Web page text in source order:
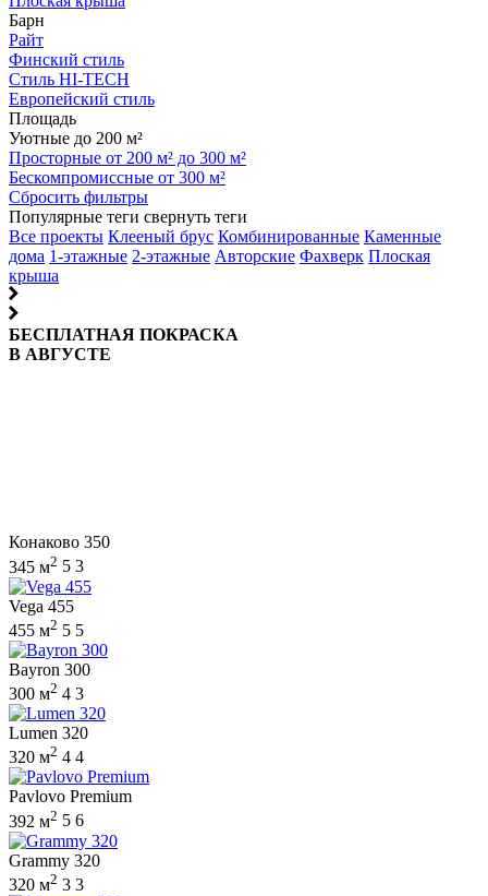
Барн
Райт
Финский стиль
Стиль HI-TECH
Европейский стиль
Площадь
Уютные до 200 м²
Просторные от 200 м² до 300 м²
Бескомпромиссные от 300 м²
Сбросить фильтры
Популярные теги свернуть теги
Все проекты Клееный брус Комбинированные Каменные
дома 1-этажные 2-этажные Авторские Фахверк Плоская
крыша
БЕСПЛАТНАЯ ПОКРАСКА
В АВГУСТЕ
Конаково 350
345 м2 5 3
Vega 455
455 м2 5 5
Bayron 300
300 м2 4 3
Lumen 320
320 м2 4 4
Pavlovo Premium
392 м2 5 6
Grammy 320
320 м2 3 3